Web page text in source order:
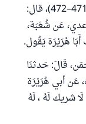
ورواه النسائي في "عمل اليوم والليلة" (ص471–472)، قال:
عَن شُعْبَة،
هُرَيْرَة يَقُول.
قَالَ: حَدثنَا
عَن أبي هُرَيْرَة
شريك لَهُ ، لَهُ